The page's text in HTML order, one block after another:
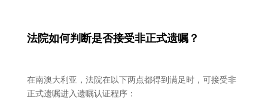
法院如何判断是否接受非正式遗嘱？
在南澳大利亚，法院在以下两点都得到满足时，可接受非
正式遗嘱进入遗嘱认证程序：